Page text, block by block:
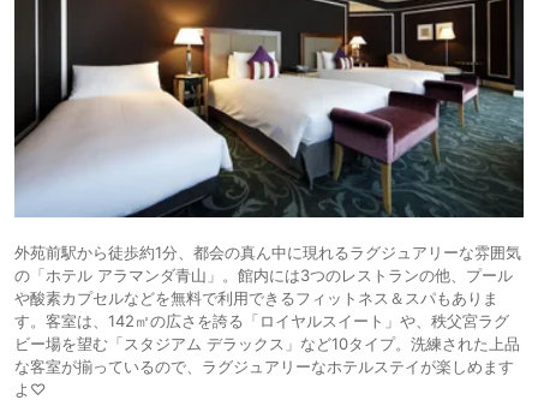
外苑前駅から徒歩約1分、都会の真ん中に現れるラグジュアリーな雰囲気
の「ホテル アラマンダ青山」。館内には3つのレストランの他、プール
や酸素カプセルなどを無料で利用できるフィットネス＆スパもありま
す。客室は、142㎡の広さを誇る「ロイヤルスイート」や、秩父宮ラグ
ビー場を望む「スタジアム デラックス」など10タイプ。洗練された上品
な客室が揃っているので、ラグジュアリーなホテルステイが楽しめます
よ♡